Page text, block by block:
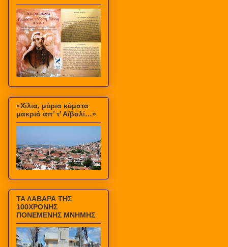
«Χίλια, μύρια κύματα
μακριά απ’ τ’ Αϊβαλί…»
ΤΑ ΛΑΒΑΡΑ ΤΗΣ
100ΧΡΟΝΗΣ
ΠΟΝΕΜΕΝΗΣ ΜΝΗΜΗΣ